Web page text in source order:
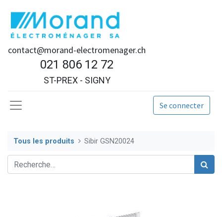
contact@morand-electromenager.ch
021 806 12 72
ST-PREX - SIGNY
Se connecter
Tous les produits Sibir GSN20024